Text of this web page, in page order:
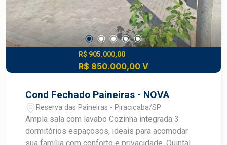
R$ 905.000,00
R$ 850.000,00 V
Cond Fechado Paineiras - NOVA
Reserva das Paineiras - Piracicaba/SP
Ampla sala com lavabo Cozinha integrada 3
dormitórios espaçosos, ideais para acomodar